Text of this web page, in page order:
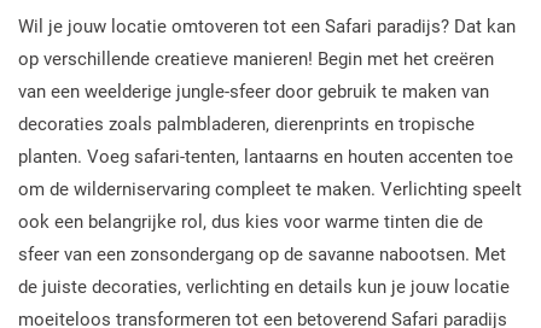
Wil je jouw locatie omtoveren tot een Safari paradijs? Dat kan
op verschillende creatieve manieren! Begin met het creëren
van een weelderige jungle-sfeer door gebruik te maken van
decoraties zoals palmbladeren, dierenprints en tropische
planten. Voeg safari-tenten, lantaarns en houten accenten toe
om de wilderniservaring compleet te maken. Verlichting speelt
ook een belangrijke rol, dus kies voor warme tinten die de
sfeer van een zonsondergang op de savanne nabootsen. Met
de juiste decoraties, verlichting en details kun je jouw locatie
moeiteloos transformeren tot een betoverend Safari paradijs